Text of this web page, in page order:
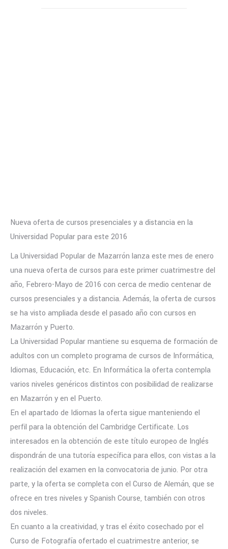
Nueva oferta de cursos presenciales y a distancia en la
Universidad Popular para este 2016
La Universidad Popular de Mazarrón lanza este mes de enero
una nueva oferta de cursos para este primer cuatrimestre del
año, Febrero-Mayo de 2016 con cerca de medio centenar de
cursos presenciales y a distancia. Además, la oferta de cursos
se ha visto ampliada desde el pasado año con cursos en
Mazarrón y Puerto.
La Universidad Popular mantiene su esquema de formación de
adultos con un completo programa de cursos de Informática,
Idiomas, Educación, etc. En Informática la oferta contempla
varios niveles genéricos distintos con posibilidad de realizarse
en Mazarrón y en el Puerto.
En el apartado de Idiomas la oferta sigue manteniendo el
perfil para la obtención del Cambridge Certificate. Los
interesados en la obtención de este título europeo de Inglés
dispondrán de una tutoría específica para ellos, con vistas a la
realización del examen en la convocatoria de junio. Por otra
parte, y la oferta se completa con el Curso de Alemán, que se
ofrece en tres niveles y Spanish Course, también con otros
dos niveles.
En cuanto a la creatividad, y tras el éxito cosechado por el
Curso de Fotografía ofertado el cuatrimestre anterior, se